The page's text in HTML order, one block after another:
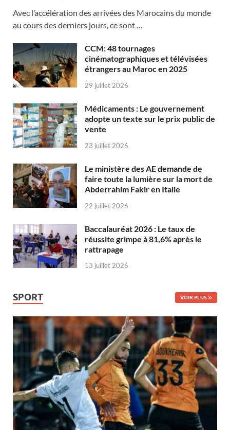
Avec l’accélération des arrivées des Marocains du monde
au cours des derniers jours, ce sont …
CCM: 48 tournages
cinématographiques et télévisées
étrangers au Maroc en 2025
29 juillet 2026
Médicaments : Le gouvernement
adopte un texte sur le prix public de
vente
23 juillet 2026
Le ministère des AE demande de
faire toute la lumière sur la mort de
Abderrahim Fakir en Italie
22 juillet 2026
Baccalauréat 2026 : Le taux de
réussite grimpe à 81,6% après le
rattrapage
13 juillet 2026
SPORT VOIR PLUS